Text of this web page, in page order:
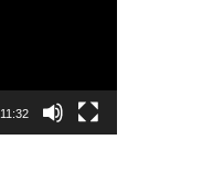
11:32